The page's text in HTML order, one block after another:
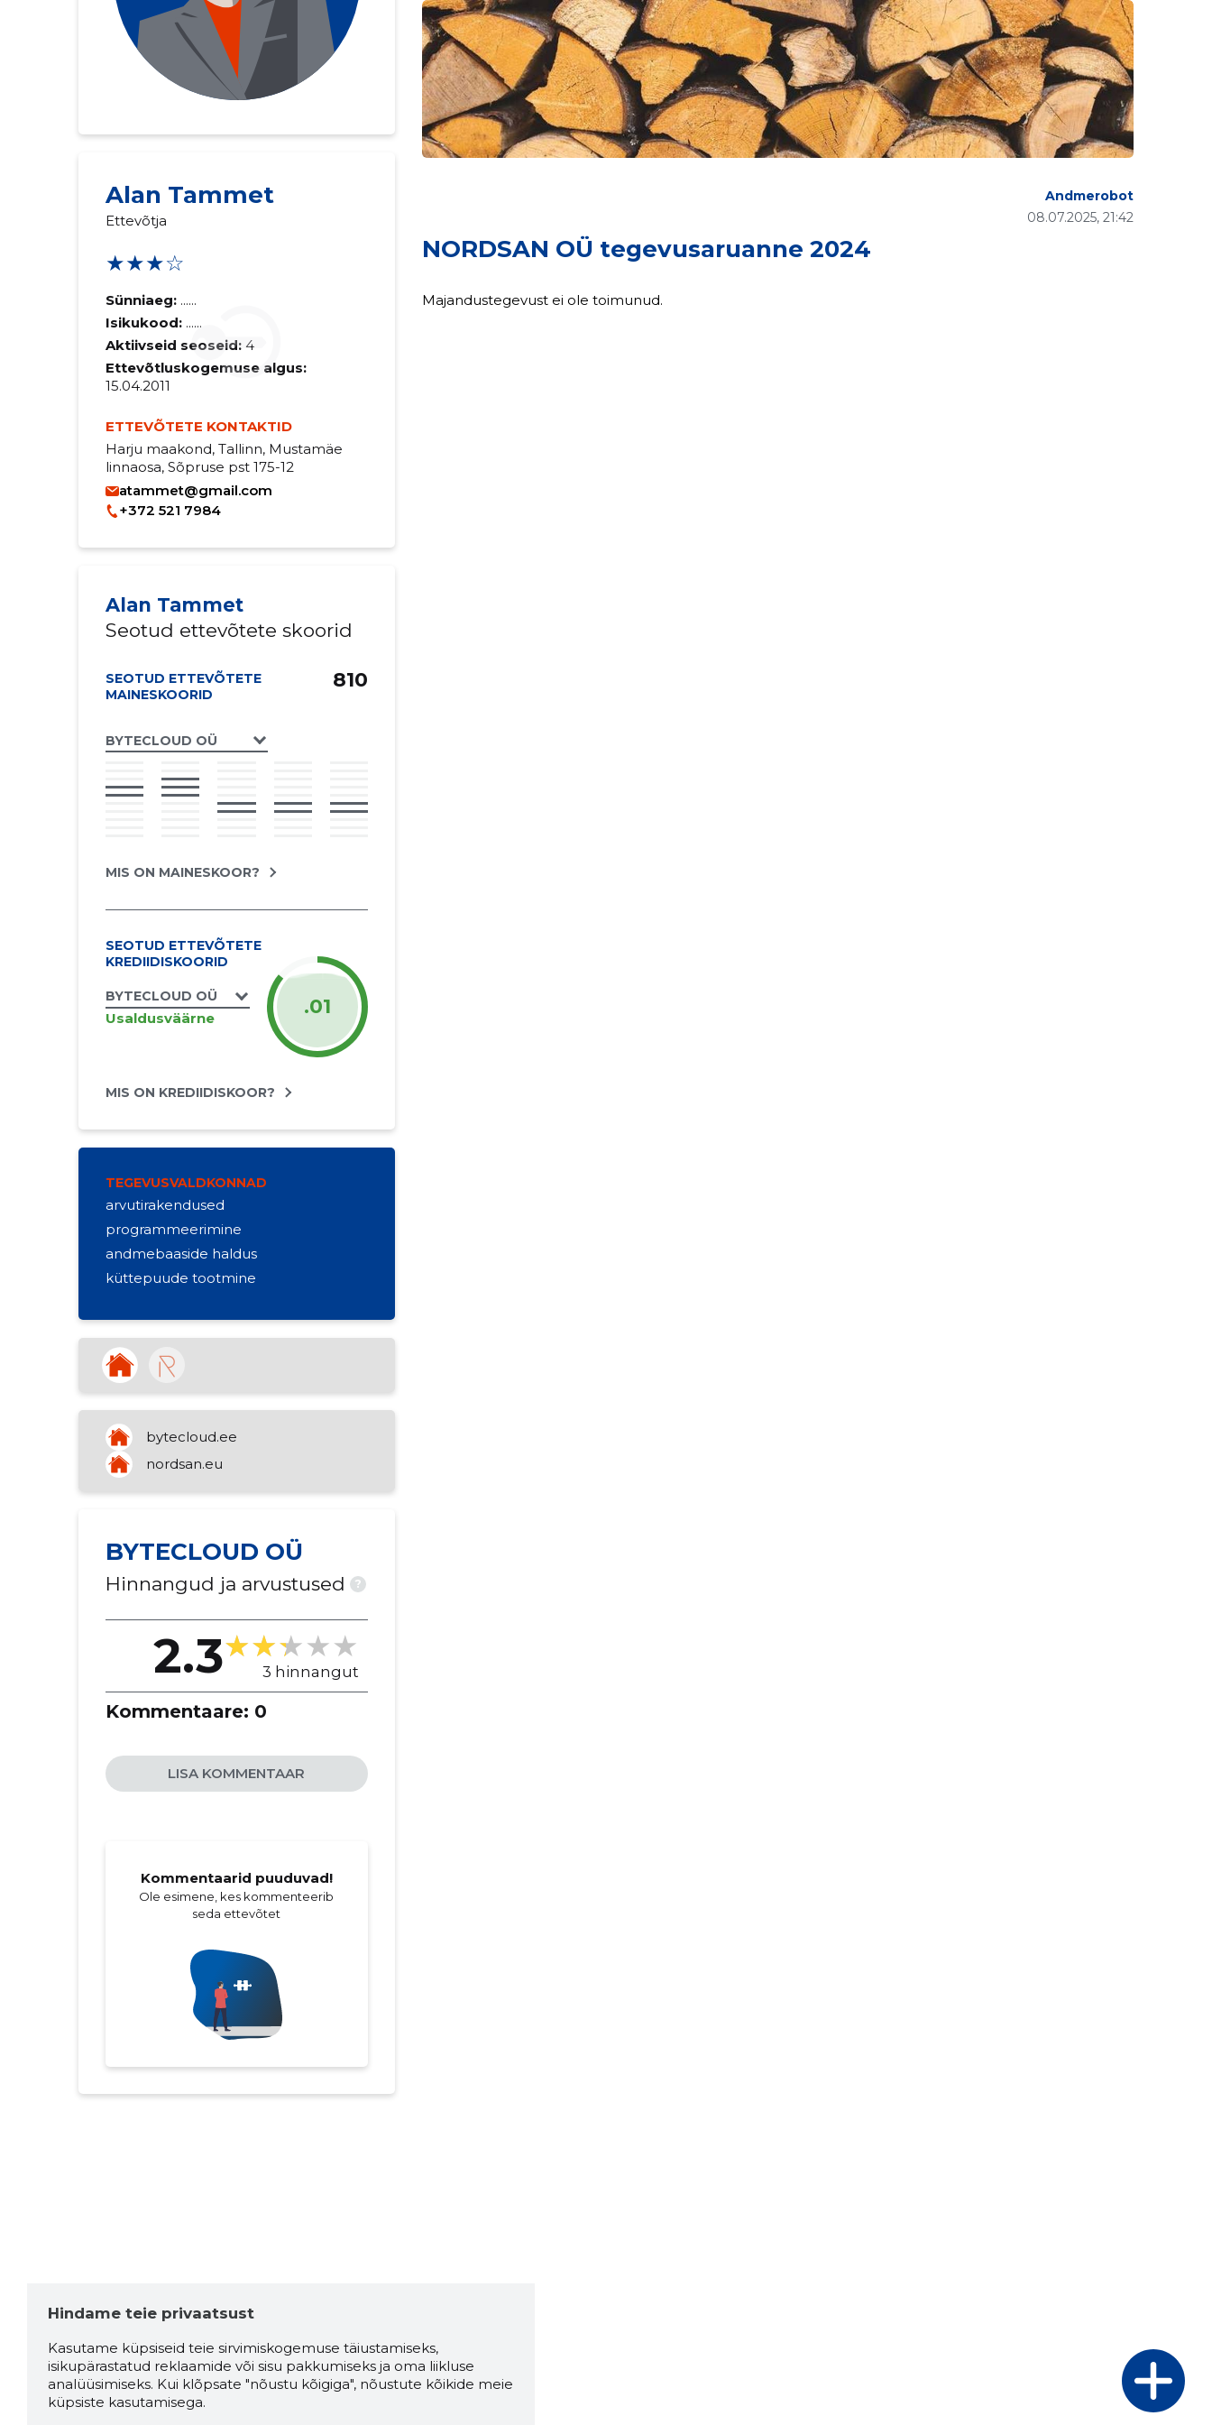
Alan Tammet
Ettevõtja
★★★☆
Sünniaeg: ......
Isikukood: ......
Aktiivseid seoseid: 4
Ettevõtluskogemuse algus:
15.04.2011
ETTEVÕTETE KONTAKTID
Harju maakond, Tallinn, Mustamäe
linnaosa, Sõpruse pst 175-12
atammet@gmail.com
+372 521 7984
Alan Tammet
Seotud ettevõtete skoorid
SEOTUD ETTEVÕTETE
MAINESKOORID
BYTECLOUD OÜ
810
MIS ON MAINESKOOR?
SEOTUD ETTEVÕTETE
KREDIIDISKOORID
BYTECLOUD OÜ
Usaldusväärne .01
MIS ON KREDIIDISKOOR?
TEGEVUSVALDKONNAD
arvutirakendused
programmeerimine
andmebaaside haldus
küttepuude tootmine
bytecloud.ee
nordsan.eu
BYTECLOUD OÜ
Hinnangud ja arvustused ?
2.3 3 hinnangut
Kommentaare: 0
LISA KOMMENTAAR
Kommentaarid puuduvad!
Ole esimene, kes kommenteerib
seda ettevõtet
NORDSAN OÜ tegevusaruanne 2024
08.07.2025, 21:42
Andmerobot
Majandustegevust ei ole toimunud.
Hindame teie privaatsust
Kasutame küpsiseid teie sirvimiskogemuse täiustamiseks,
isikupärastatud reklaamide või sisu pakkumiseks ja oma liikluse
analüüsimiseks. Kui klõpsate "nõustu kõigiga", nõustute kõikide meie
küpsiste kasutamisega.